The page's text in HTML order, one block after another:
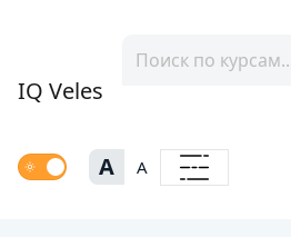
IQ Veles
A A